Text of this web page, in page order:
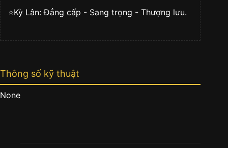
⭐️Kỳ Lân: Đẳng cấp - Sang trọng - Thượng lưu.
Thông số kỹ thuật
None